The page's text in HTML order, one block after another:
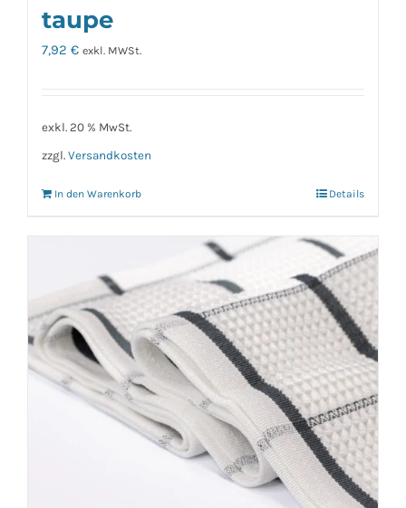
taupe
7,92 € exkl. MWSt.
exkl. 20 % MwSt.
zzgl. Versandkosten
In den Warenkorb Details